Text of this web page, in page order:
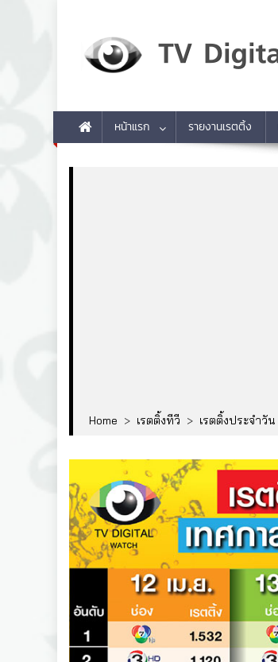
หน้าแรก รายงานเรตติ้ง
Home > เรตติ้งทีวี > เรตติ้งประจำวัน